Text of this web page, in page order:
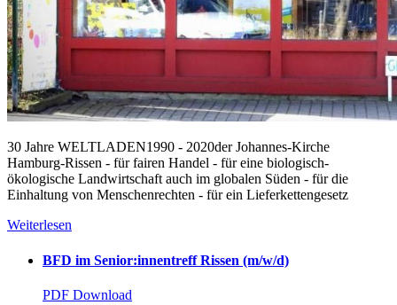
30 Jahre WELTLADEN1990 - 2020der Johannes-Kirche
Hamburg-Rissen - für fairen Handel - für eine biologisch-
ökologische Landwirtschaft auch im globalen Süden - für die
Einhaltung von Menschenrechten - für ein Lieferkettengesetz
Weiterlesen
BFD im Senior:innentreff Rissen (m/w/d)
PDF Download